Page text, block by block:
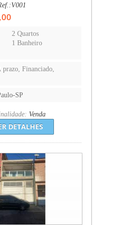
2 Quartos
1 Banheiro
Financiado,
SP
Venda
DETALHES